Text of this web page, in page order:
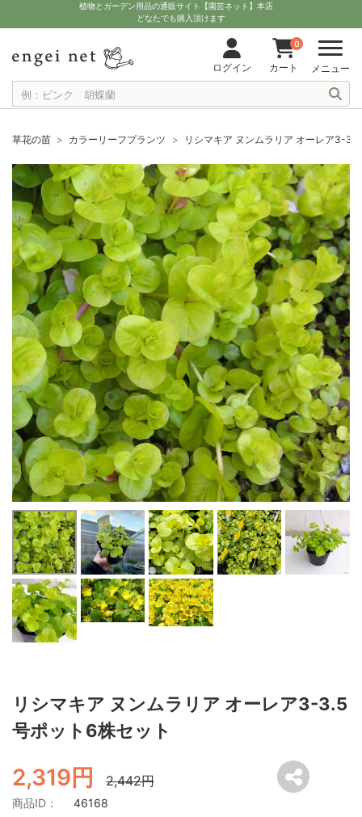
植物とガーデン用品の通販サイト【園芸ネット】本店
どなたでも購入頂けます
ログイン
0
カート メニュー
草花の苗 カラーリーフプランツ リシマキア ヌンムラリア オーレア3-
リシマキア ヌンムラリア オーレア3-3.5
号ポット6株セット
2,319円 2,442円
商品ID： 46168